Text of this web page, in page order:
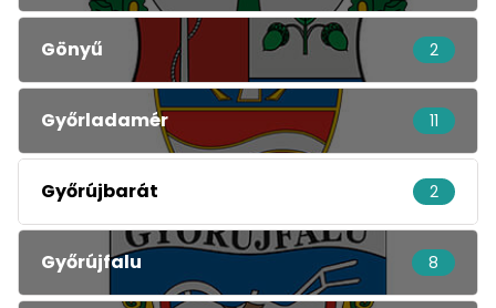
Gönyű 2
Győrladamér 11
Győrújbarát 2
Győrújfalu 8